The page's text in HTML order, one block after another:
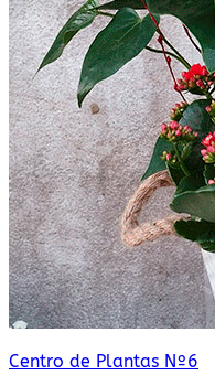
Centro de Plantas Nº6